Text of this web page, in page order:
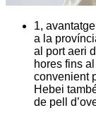
1,
a la
al port aeri
hores fins
convenient
Hebei
de pell